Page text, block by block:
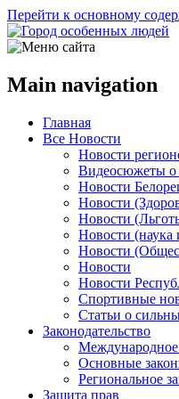
Перейти к основному
Main navigation
Главная
Все Новости
Новости
Видеосюжеты о
Новости
Новости
Новости
Новости (наука
Новости
Новости
Новости
Спортивные
Статьи о
Законодательство
Международное
Основные
Региональное
Защита прав